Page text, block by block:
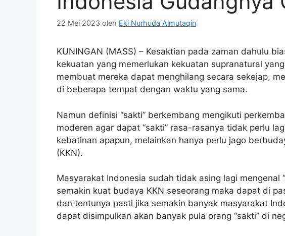
22 Mei 2023 oleh Eki Nurhuda Almutaqin
KUNINGAN (MASS) – Kesaktian pada zaman dahulu
kekuatan yang memerlukan kekuatan supranatural
membuat mereka dapat menghilang secara sekejap,
di beberapa tempat dengan waktu yang sama.
Namun definisi “sakti” berkembang mengikuti
moderen agar dapat “sakti” rasa-rasanya tidak perlu
kebatinan apapun, melainkan hanya perlu jago
(KKN).
Masyarakat Indonesia sudah tidak asing lagi mengenal
semakin kuat budaya KKN seseorang maka dapat di
dan tentunya pasti jika semakin banyak masyarakat
dapat disimpulkan akan banyak pula orang “sakti” di